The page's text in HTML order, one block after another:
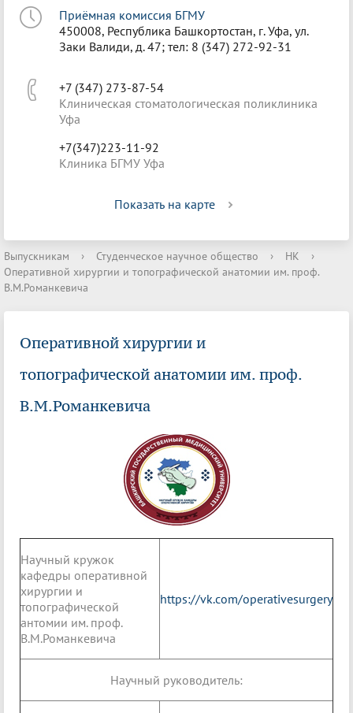
Приёмная комиссия БГМУ
450008, Республика Башкортостан, г. Уфа, ул.
Заки Валиди, д. 47; тел: 8 (347) 272-92-31
+7 (347) 273-87-54
Клиническая стоматологическая поликлиника
Уфа
+7(347)223-11-92
Клиника БГМУ Уфа
Показать на карте
Выпускникам › Студенческое научное общество › НК
›
Оперативной хирургии и топографической анатомии им. проф.
В.М.Романкевича
Оперативной хирургии и
топографической анатомии им. проф.
В.М.Романкевича
Научный кружок
кафедры оперативной
хирургии и
топографической
антомии им. проф.
В.М.Романкевича
https://vk.com/operativesurgery
Научный руководитель: